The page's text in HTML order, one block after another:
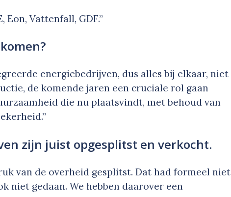
Eon, Vattenfall, GDF.”
energiebedrijven, dus alles bij elkaar, niet
de komende jaren een cruciale rol gaan
die nu plaatsvindt, met behoud van
zijn juist opgesplitst en verkocht.
van de overheid gesplitst. Dat had formeel niet
niet gedaan. We hebben daarover een